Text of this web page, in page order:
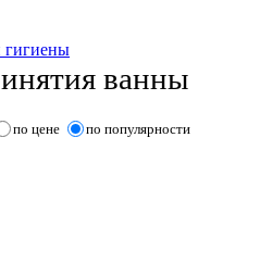
гигиены
ванны
по цене
по популярности